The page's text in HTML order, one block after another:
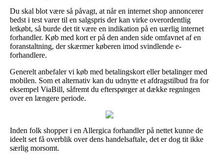
Du skal blot være så påvagt, at når en internet shop annoncerer
bedst i test varer til en salgspris der kan virke overordentlig
letkøbt, så burde det tit være en indikation på en uærlig internet
forhandler. Køb med kort er på den anden side omfavnet af en
foranstaltning, der skærmer køberen imod svindlende e-
forhandlere.
Generelt anbefaler vi køb med betalingskort eller betalinger med
mobilen. Som et alternativ kan du udnytte et afdragstilbud fra for
eksempel ViaBill, såfremt du efterspørger at dække regningen
over en længere periode.
Inden folk shopper i en Allergica forhandler på nettet kunne de
ideelt set få overblik over dens handelsaftale, det er dog tit ikke
særlig morsomt.